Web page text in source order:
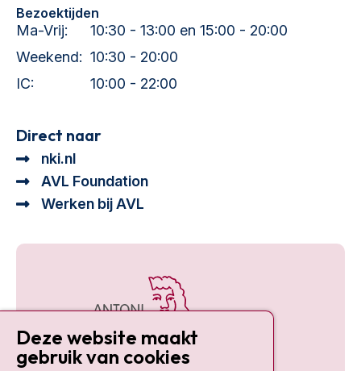
Bezoektijden
Ma-Vrij:
10:30 - 13:00 en 15:00 - 20:00
Weekend: 10:30 - 20:00
IC:
10:00 - 22:00
Direct naar
nki.nl
AVL Foundation
Werken bij AVL
Deze website maakt
gebruik van cookies